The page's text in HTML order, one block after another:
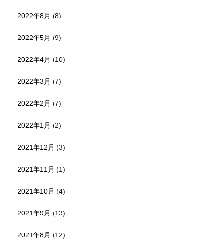
2022年8月 (8)
2022年5月 (9)
2022年4月 (10)
2022年3月 (7)
2022年2月 (7)
2022年1月 (2)
2021年12月 (3)
2021年11月 (1)
2021年10月 (4)
2021年9月 (13)
2021年8月 (12)